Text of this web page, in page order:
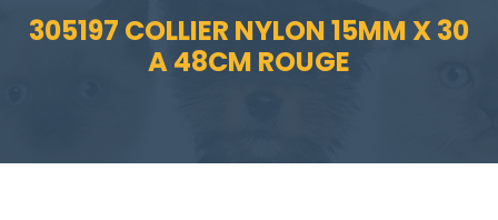
305197 COLLIER NYLON 15MM X 30
A 48CM ROUGE